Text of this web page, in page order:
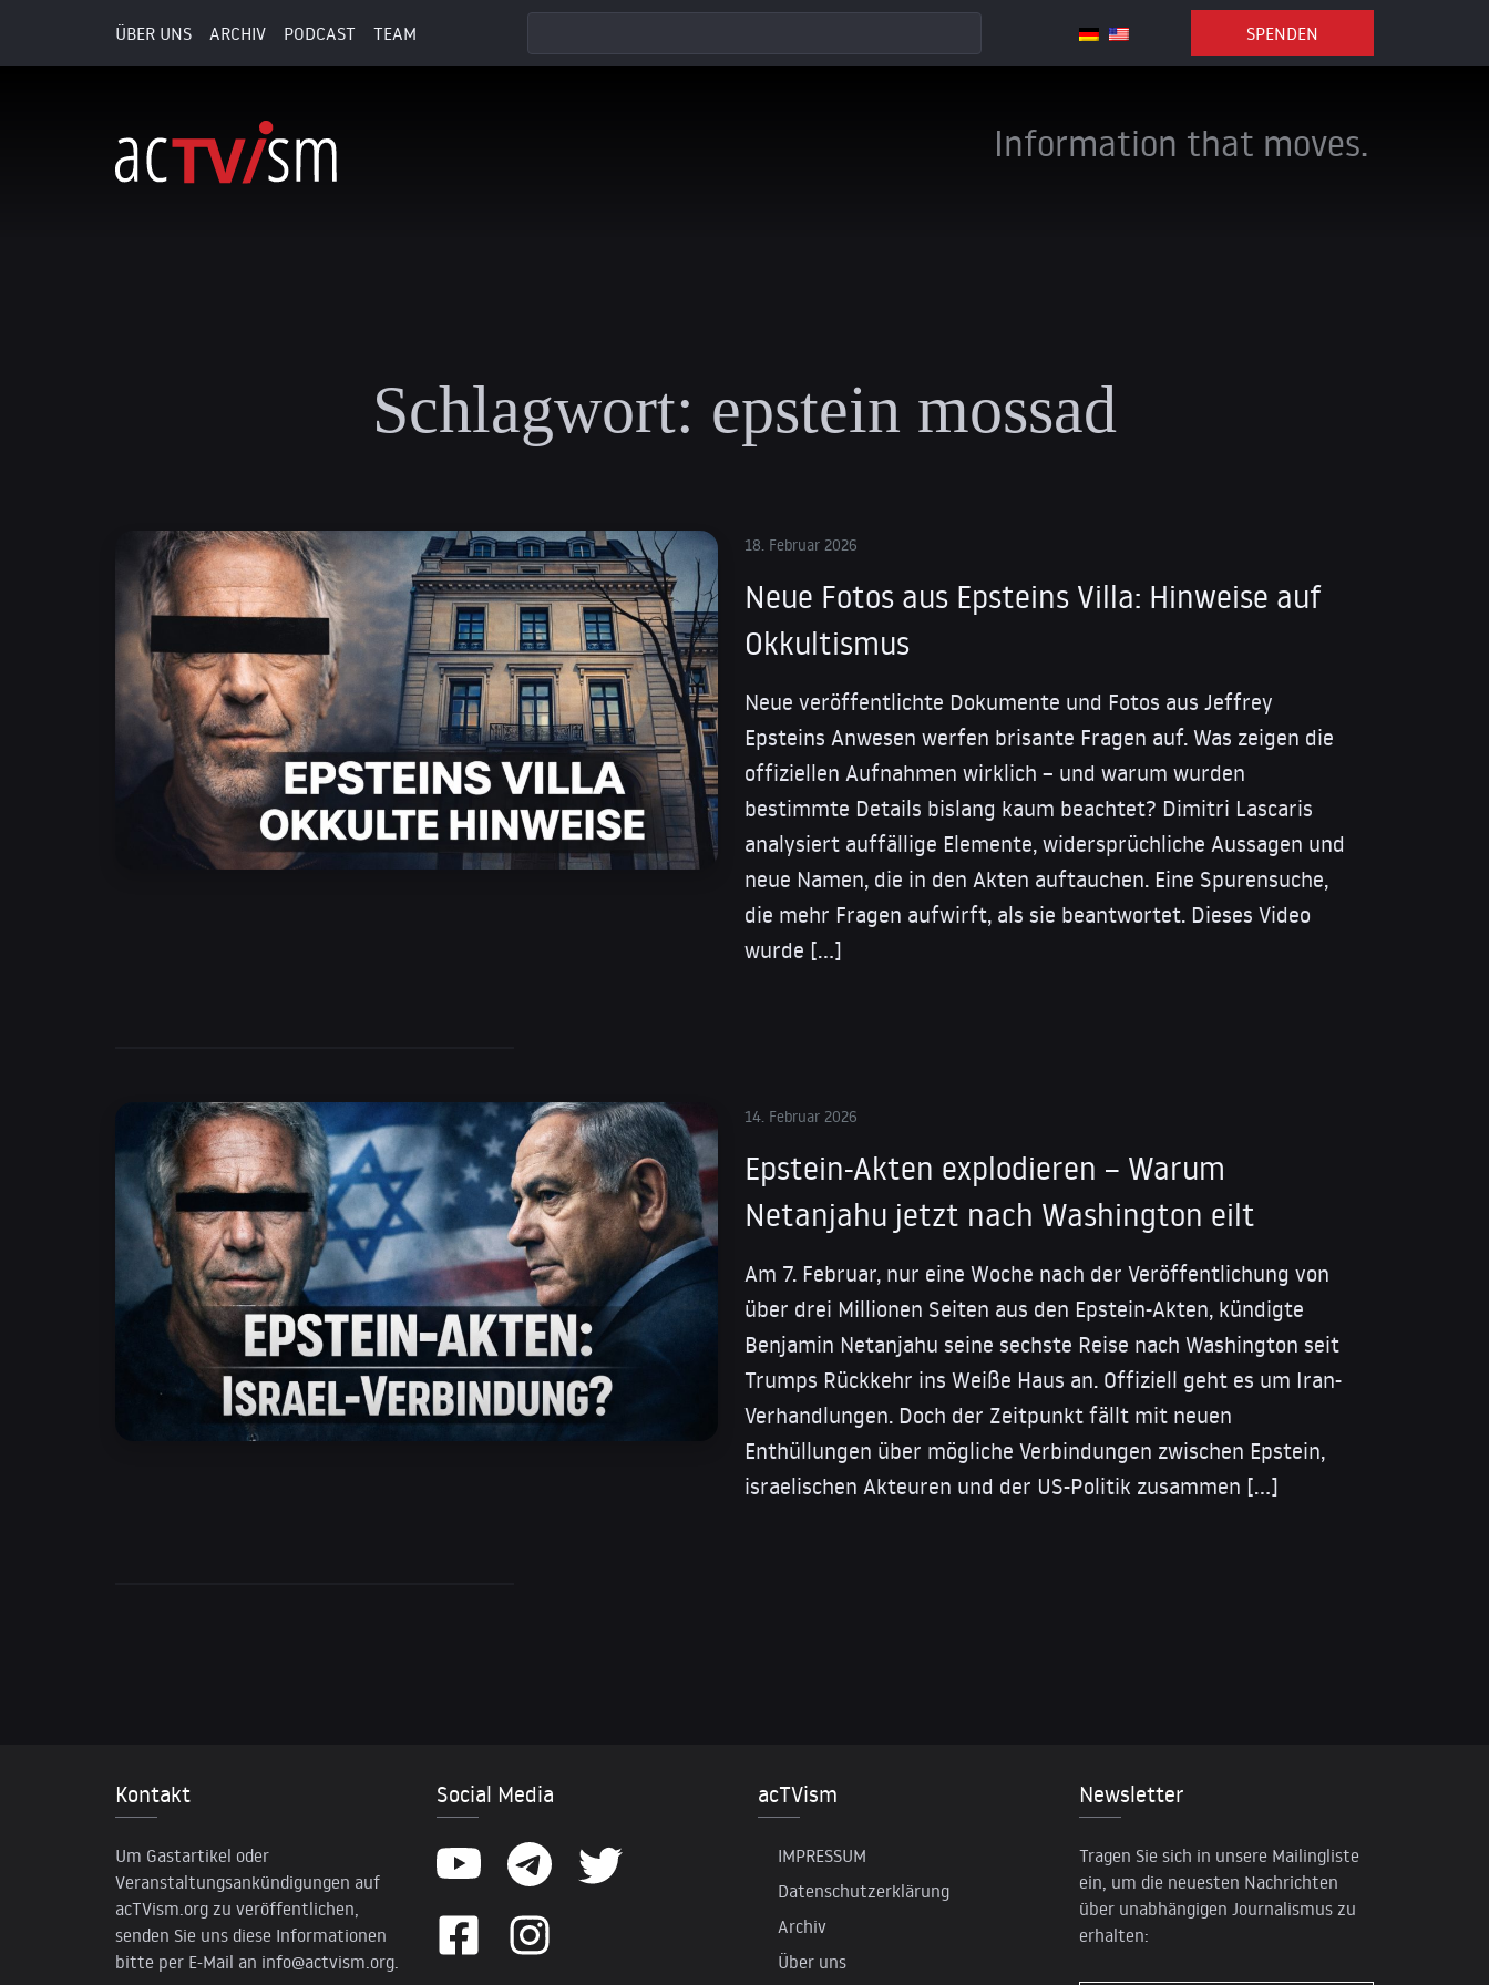
ÜBER UNS ARCHIV PODCAST TEAM SPENDEN
Information that moves.
Schlagwort: epstein mossad
18. Februar 2026
Neue Fotos aus Epsteins Villa: Hinweise auf
Okkultismus
Neue veröffentlichte Dokumente und Fotos aus Jeffrey
Epsteins Anwesen werfen brisante Fragen auf. Was zeigen die
offiziellen Aufnahmen wirklich – und warum wurden
bestimmte Details bislang kaum beachtet? Dimitri Lascaris
analysiert auffällige Elemente, widersprüchliche Aussagen und
neue Namen, die in den Akten auftauchen. Eine Spurensuche,
die mehr Fragen aufwirft, als sie beantwortet. Dieses Video
wurde […]
14. Februar 2026
Epstein-Akten explodieren – Warum
Netanjahu jetzt nach Washington eilt
Am 7. Februar, nur eine Woche nach der Veröffentlichung von
über drei Millionen Seiten aus den Epstein-Akten, kündigte
Benjamin Netanjahu seine sechste Reise nach Washington seit
Trumps Rückkehr ins Weiße Haus an. Offiziell geht es um Iran-
Verhandlungen. Doch der Zeitpunkt fällt mit neuen
Enthüllungen über mögliche Verbindungen zwischen Epstein,
israelischen Akteuren und der US-Politik zusammen […]
Kontakt
Um Gastartikel oder
Veranstaltungsankündigungen auf
acTVism.org zu veröffentlichen,
senden Sie uns diese Informationen
bitte per E-Mail an info@actvism.org
Social Media acTVism
IMPRESSUM
Datenschutzerklärung
Archiv
Über uns
Newsletter
Tragen Sie sich in unsere Mailingliste
ein, um die neuesten Nachrichten
über unabhängigen Journalismus zu
erhalten: